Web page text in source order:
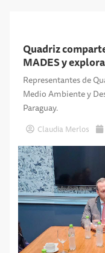
Quadriz
MADES y
Representantes de
Medio Ambiente y
Paraguay.
Claudia Merlos